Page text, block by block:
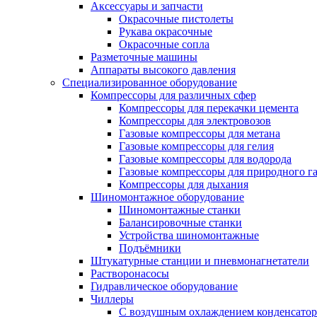
Аксессуары и запчасти
Окрасочные пистолеты
Рукава окрасочные
Окрасочные сопла
Разметочные машины
Аппараты высокого давления
Специализированное оборудование
Компрессоры для различных сфер
Компрессоры для перекачки цемента
Компрессоры для электровозов
Газовые компрессоры для метана
Газовые компрессоры для гелия
Газовые компрессоры для водорода
Газовые компрессоры для природного
Компрессоры для дыхания
Шиномонтажное оборудование
Шиномонтажные станки
Балансировочные станки
Устройства шиномонтажные
Подъёмники
Штукатурные станции и пневмонагнетатели
Растворонасосы
Гидравлическое оборудование
Чиллеры
С воздушным охлаждением